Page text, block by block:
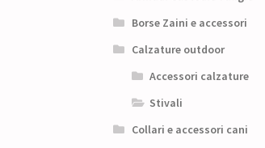
Borse Zaini e accessori
Calzature outdoor
Accessori calzature
Stivali
Collari e accessori cani